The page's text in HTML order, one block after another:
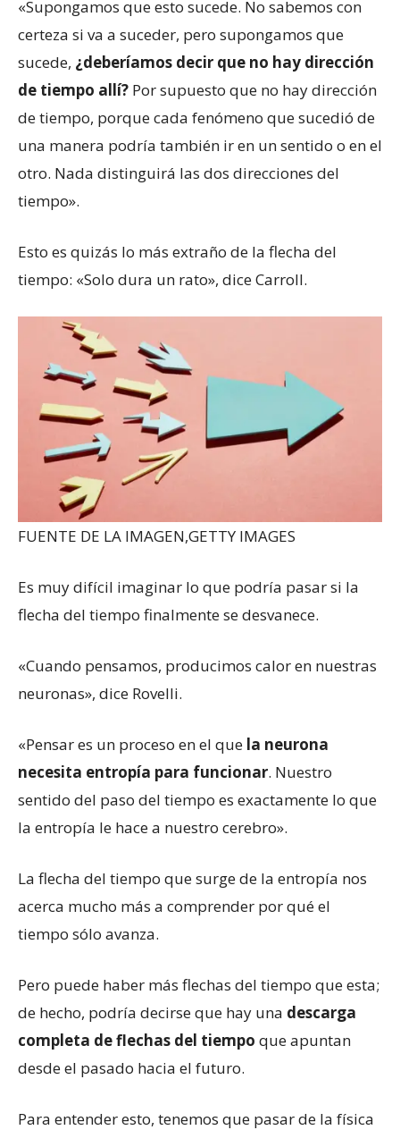
«Supongamos que esto sucede. No sabemos con
certeza si va a suceder, pero supongamos que
sucede, ¿deberíamos decir que no hay dirección
de tiempo allí? Por supuesto que no hay dirección
de tiempo, porque cada fenómeno que sucedió de
una manera podría también ir en un sentido o en el
otro. Nada distinguirá las dos direcciones del
tiempo».
Esto es quizás lo más extraño de la flecha del
tiempo: «Solo dura un rato», dice Carroll.
FUENTE DE LA IMAGEN,GETTY IMAGES
Es muy difícil imaginar lo que podría pasar si la
flecha del tiempo finalmente se desvanece.
«Cuando pensamos, producimos calor en nuestras
neuronas», dice Rovelli.
«Pensar es un proceso en el que la neurona
necesita entropía para funcionar. Nuestro
sentido del paso del tiempo es exactamente lo que
la entropía le hace a nuestro cerebro».
La flecha del tiempo que surge de la entropía nos
acerca mucho más a comprender por qué el
tiempo sólo avanza.
Pero puede haber más flechas del tiempo que esta;
de hecho, podría decirse que hay una descarga
completa de flechas del tiempo que apuntan
desde el pasado hacia el futuro.
Para entender esto, tenemos que pasar de la física